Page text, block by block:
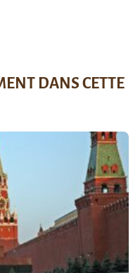
DANS CETTE